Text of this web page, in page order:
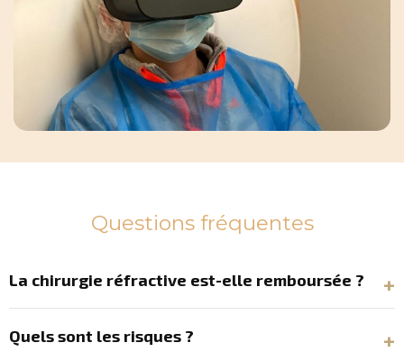
Questions fréquentes
La chirurgie réfractive est-elle remboursée ?‎
Quels sont les risques ?‎